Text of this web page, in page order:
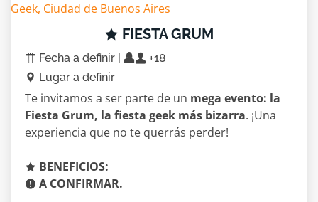
FIESTA GRUM
Fecha a definir |
+18
Lugar a definir
Te invitamos a ser parte de un mega evento: la
Fiesta Grum, la fiesta geek más bizarra. ¡Una
experiencia que no te querrás perder!
BENEFICIOS:
A CONFIRMAR.